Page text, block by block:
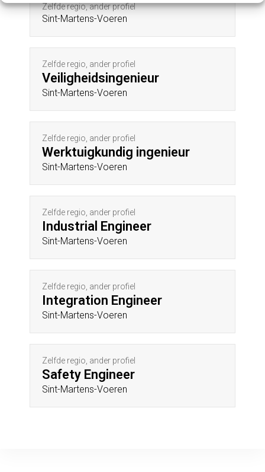
Zelfde regio, ander profiel
Sint-Martens-Voeren
Zelfde regio, ander profiel
Veiligheidsingenieur
Sint-Martens-Voeren
Zelfde regio, ander profiel
Werktuigkundig ingenieur
Sint-Martens-Voeren
Zelfde regio, ander profiel
Industrial Engineer
Sint-Martens-Voeren
Zelfde regio, ander profiel
Integration Engineer
Sint-Martens-Voeren
Zelfde regio, ander profiel
Safety Engineer
Sint-Martens-Voeren